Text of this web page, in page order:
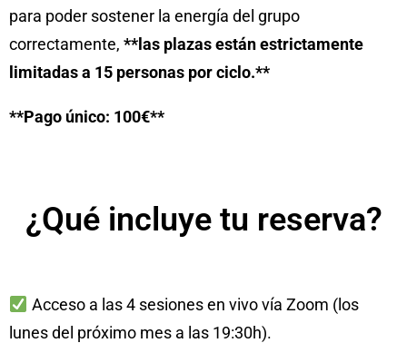
para poder sostener la energía del grupo
correctamente, **las plazas están estrictamente
limitadas a 15 personas por ciclo.**
**Pago único: 100€**
¿Qué incluye tu reserva?
Acceso a las 4 sesiones en vivo vía Zoom (los
lunes del próximo mes a las 19:30h).